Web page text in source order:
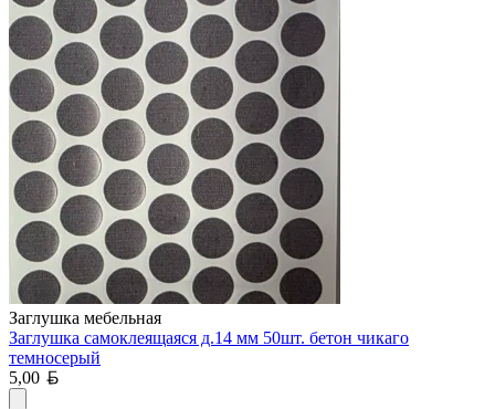
Заглушка мебельная
Заглушка самоклеящаяся д.14 мм 50шт. бетон чикаго
темносерый
5,00